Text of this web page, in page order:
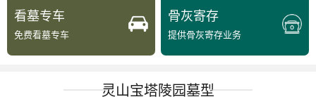
看墓专车
免费看墓专车
骨灰寄存
提供骨灰寄存业务
灵山宝塔陵园墓型